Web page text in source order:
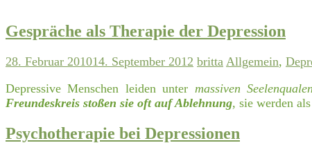
Gespräche als Therapie der Depression
28. Februar 201014. September 2012 britta Allgemein,
Depressive Menschen leiden unter massiven Seelenqualen
Freundeskreis stoßen sie oft auf Ablehnung, sie werden
Psychotherapie bei Depressionen